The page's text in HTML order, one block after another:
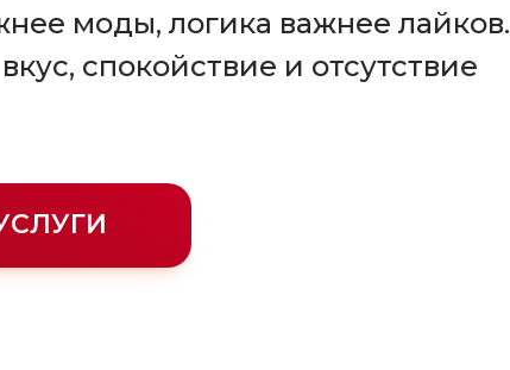
моды, логика важнее лайков.
спокойствие и отсутствие